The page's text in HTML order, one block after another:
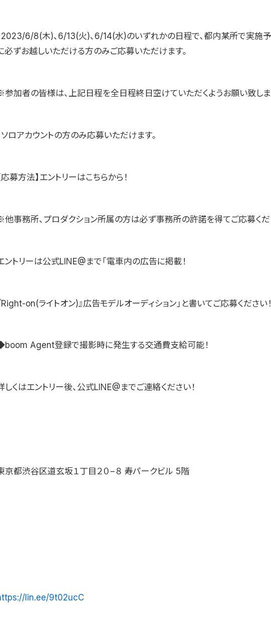
2023/6/8(木)、6/13(火)、6/14(水)のいずれかの日程で、都内某所で実施
必ずお越しいただける方のみご応募いただけます。
参加者の皆様は、上記日程を全日程終日空けていただくようお願い致しま
ソロアカウントの方のみ応募いただけます。
応募方法】エントリーはこちらから！
他事務所、プロダクション所属の方は必ず事務所の許諾を得てご応募くだ
ントリーは公式LINE@まで「電車内の広告に掲載！
Right-on(ライトオン)』広告モデルオーディション」と書いてご応募ください！
Agent登録で撮影時に発生する交通費支給可能！
しくはエントリー後、公式LINE@までご連絡ください！
京都渋谷区道玄坂１丁目２０−８ 寿パークビル 5階
lin.ee/9t02ucC